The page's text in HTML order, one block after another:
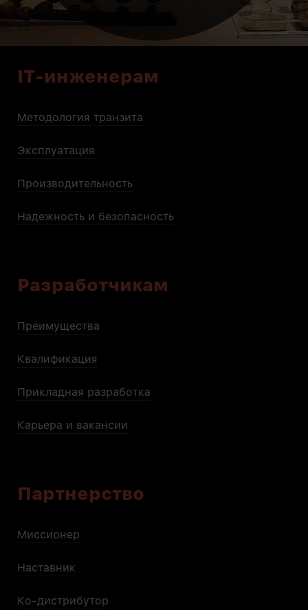
IT-инженерам
Методология транзита
Эксплуатация
Производительность
Надежность и безопасность
Разработчикам
Преимущества
Квалификация
Прикладная разработка
Карьера и вакансии
Партнерство
Миссионер
Наставник
Ко-дистрибутор